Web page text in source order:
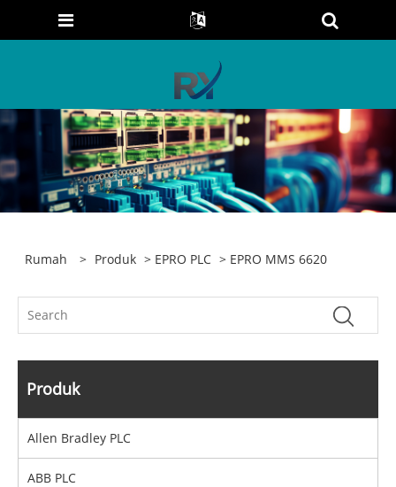
Rumah > Produk > EPRO PLC > EPRO MMS 6620
Produk
Allen Bradley PLC
ABB PLC